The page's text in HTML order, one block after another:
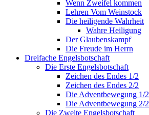
Wenn Zweifel kommen
Lehren Vom Weinstock
Die heiligende Wahrheit
Wahre Heiligung
Der Glaubenskampf
Die Freude im Herrn
Dreifache Engelsbotschaft
Die Erste Engelsbotschaft
Zeichen des Endes 1/2
Zeichen des Endes 2/2
Die Adventbewegung 1/2
Die Adventbewegung 2/2
Die Zweite Engelsbotschaft